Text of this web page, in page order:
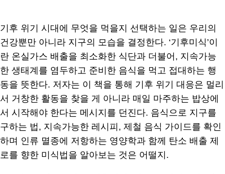
기후 위기 시대에 무엇을 먹을지 선택하는 일은 우리의
건강뿐만 아니라 지구의 모습을 결정한다. ‘기후미식’이
란 온실가스 배출을 최소화한 식단과 더불어, 지속가능
한 생태계를 염두하고 준비한 음식을 먹고 접대하는 행
동을 뜻한다. 저자는 이 책을 통해 기후 위기 대응은 멀리
서 거창한 활동을 찾을 게 아니라 매일 마주하는 밥상에
서 시작해야 한다는 메시지를 던진다. 음식으로 지구를
구하는 법, 지속가능한 레시피, 제철 음식 가이드를 확인
하며 인류 멸종에 저항하는 영양학과 함께 탄소 배출 제
로를 향한 미식법을 알아보는 것은 어떨지.